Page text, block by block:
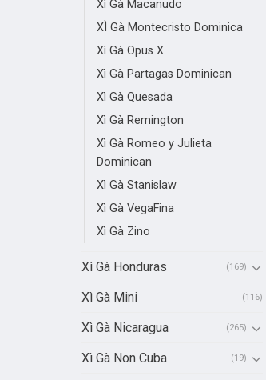
Xì Gà Macanudo
XÌ Gà Montecristo Dominica
Xì Gà Opus X
Xì Gà Partagas Dominican
Xì Gà Quesada
Xì Gà Remington
Xì Gà Romeo y Julieta
Dominican
Xì Gà Stanislaw
Xì Gà VegaFina
Xì Gà Zino
Xì Gà Honduras (169)
Xì Gà Mini (116)
Xì Gà Nicaragua (265)
Xì Gà Non Cuba (19)